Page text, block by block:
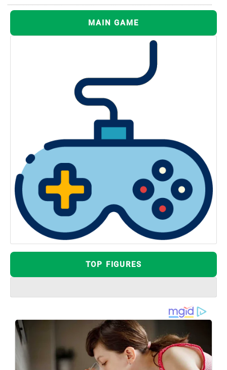
MAIN GAME
TOP FIGURES